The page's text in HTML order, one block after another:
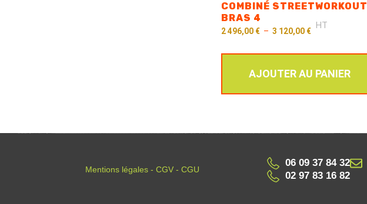
COMBINÉ STREETWORKOUT
BRAS 4
2 496,00 € – 3 120,00 €
HT
AJOUTER AU PANIER
Mentions légales - CGV - CGU
06 09 37 84 32
02 97 83 16 82